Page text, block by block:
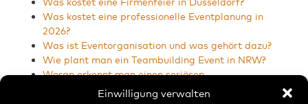
Einwilligung verwalten
Was kostet eine professionelle Eventplanung in
2026?
Was ist Eventorganisation und was gehört dazu?
Wie plant man ein Teambuilding Event in NRW?
Woran erkennt man einen seriösen
Eventdienstleister?